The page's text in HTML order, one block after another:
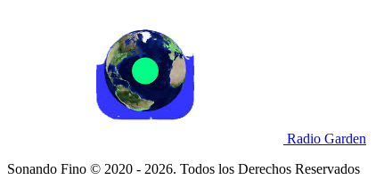
Radio Garden
Sonando Fino © 2020 - 2026. Todos los Derechos Reservados